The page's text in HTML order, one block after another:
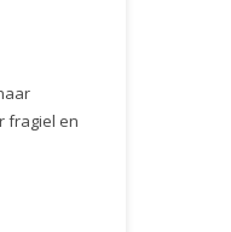
fragiel en